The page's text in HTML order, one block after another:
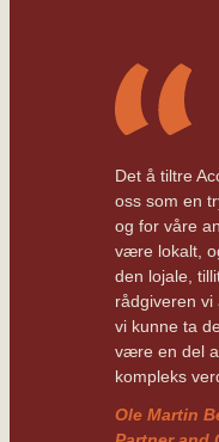
Det å tiltre
oss som en
og for våre
være lokalt,
den lojale,
rådgiveren
vi kunne ta
være en del
kompleks
Ole Martin